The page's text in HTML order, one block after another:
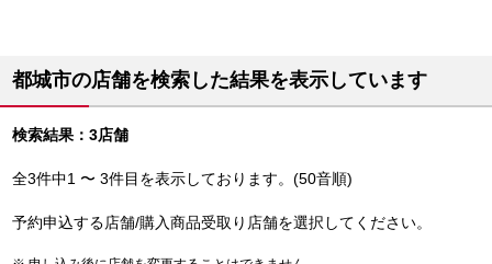
都城市の店舗を検索した結果を表示しています
検索結果：3店舗
全3件中1 〜 3件目を表示しております。(50音順)
予約申込する店舗/購入商品受取り店舗を選択してください。